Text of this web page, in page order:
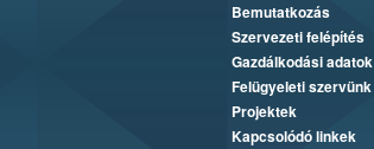
Bemutatkozás
Szervezeti felépítés
Gazdálkodási adatok
Felügyeleti szervünk
Projektek
Kapcsolódó linkek